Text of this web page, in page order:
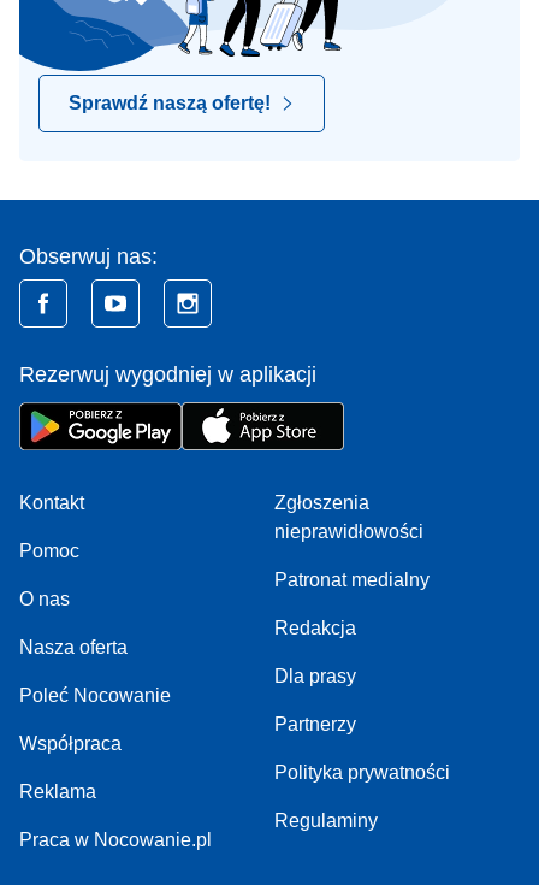
Sprawdź naszą ofertę!
Obserwuj nas:
Rezerwuj wygodniej w aplikacji
Kontakt
Pomoc
O nas
Nasza oferta
Poleć Nocowanie
Współpraca
Reklama
Praca w Nocowanie.pl
Zgłoszenia
nieprawidłowości
Patronat medialny
Redakcja
Dla prasy
Partnerzy
Polityka prywatności
Regulaminy